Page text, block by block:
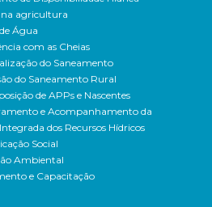
na agricultura
Água
com as Cheias
do Saneamento
do Saneamento Rural
de APPs e Nascentes
e Acompanhamento da
dos Recursos Hídricos
Social
Ambiental
e Capacitação